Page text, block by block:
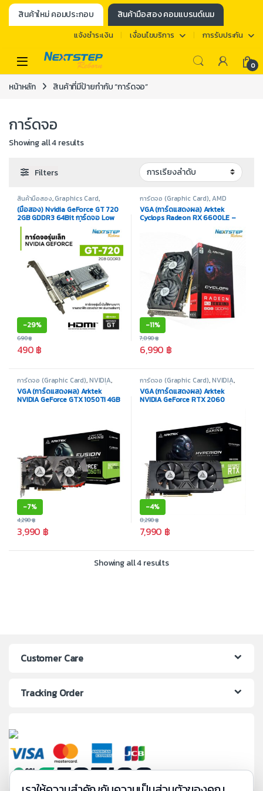
สินค้าใหม่ คอมประกอบ สินค้ามือสอง คอมแบรนด์เนม
แจ้งชำระเงิน เงื่อนไขบริการ การรับประกัน
0
หน้าหลัก สินค้าที่มีป้ายกำกับ “การ์ดจอ”
การ์ดจอ
Showing all 4 results
Filters
สินค้ามือสอง,Graphics Card,
Hardware DIY,Nvidia
(มือสอง) Nvidia GeForce GT 720
2GB GDDR3 64Bit การ์ดจอ Low
Profile ขายาว ใส่พีซีทั่วไปได้ รับ
ประกัน 1 เดือน
-29%
490 ฿
690฿
การ์ดจอ (Graphic Card),AMD
Radeon AMD Radeon RX 6000
Series,สินค้าทั้งหมด
VGA (การ์ดแสดงผล) Arktek
Cyclops Radeon RX 6600LE –
-11%
6,990 ฿
7,890฿
การ์ดจอ (Graphic Card),NVIDIA,
Nvidia Geforce 10 Series, สินค้า
ทั้งหมด
VGA (การ์ดแสดงผล) Arktek
NVIDIA GeForce GTX 1050Ti 4GB
-7%
3,990 ฿
4,290฿
การ์ดจอ (Graphic Card),NVIDIA,
Nvidia Geforce 20 Series สินค้า
ทั้งหมด
VGA (การ์ดแสดงผล) Arktek
NVIDIA GeForce RTX 2060
-4%
7,990 ฿
8,290฿
Showing all 4 results
Customer Care
Tracking Order